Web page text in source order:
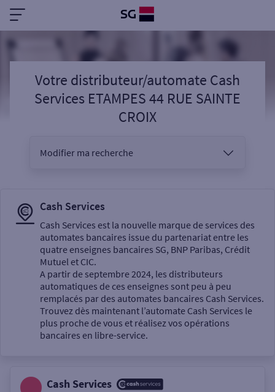
Votre distributeur/automate Cash
Services ETAMPES 44 RUE SAINTE
CROIX
Modifier ma recherche
Sélectionnez votre recherche
Un service
Autour de moi
Cash Services
Cash Services est la nouvelle marque de services des
automates bancaires issue du partenariat entre les
quatre enseignes bancaires SG, BNP Paribas, Crédit
Mutuel et CIC.
A partir de septembre 2024, les distributeurs
automatiques de ces enseignes sont peu à peu
remplacés par des automates bancaires Cash Services.
Trouvez dès maintenant l’automate Cash Services le
plus proche de vous et réalisez vos opérations
bancaires en libre-service.
Cash Services